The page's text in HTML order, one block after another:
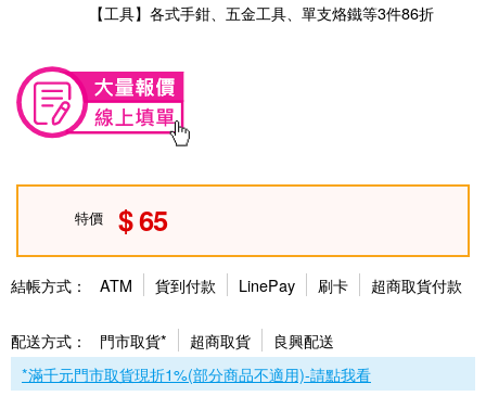
【工具】各式手鉗、五金工具、單支烙鐵等3件86折
特價 65
結帳方式： ATM 貨到付款 LinePay 刷卡 超商取貨付款
配送方式： 門市取貨* 超商取貨
良興配送
*滿千元門市取貨現折1%(部分商品不適用)-請點我看